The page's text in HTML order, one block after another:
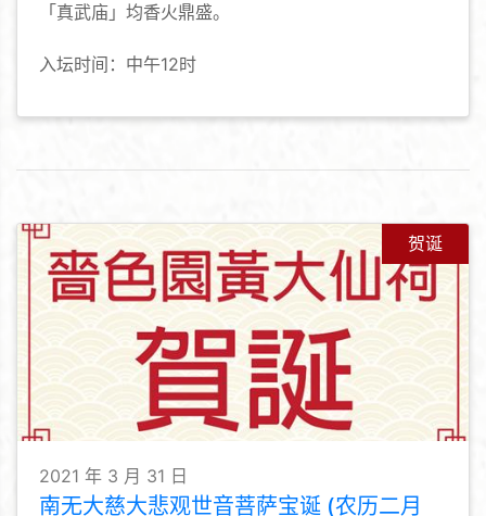
「真武庙」均香火鼎盛。
入坛时间：中午12时
贺诞
2021 年 3 月 31 日
南无大慈大悲观世音菩萨宝诞 (农历二月